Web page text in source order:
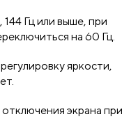
144 Гц или выше, при
на 60 Гц.
яркости,
экрана при